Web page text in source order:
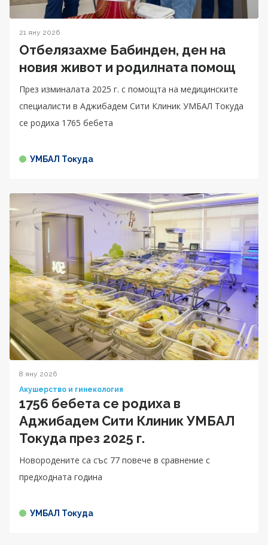
21 яну 2026
Отбелязахме Бабинден, ден на
новия живот и родилната помощ
През изминалата 2025 г. с помощта на медицинските
специалисти в Аджибадем Сити Клиник УМБАЛ Токуда
се родиха 1765 бебета
УМБАЛ Токуда
8 яну 2026
Акушерство и гинекология
1756 бебета се родиха в
Аджибадем Сити Клиник УМБАЛ
Токуда през 2025 г.
Новородените са със 77 повече в сравнение с
предходната година
УМБАЛ Токуда